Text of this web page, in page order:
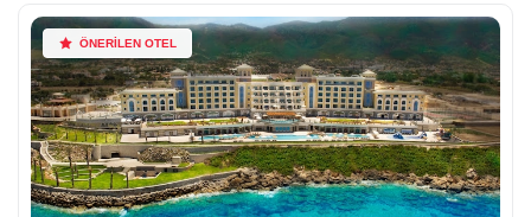
ÖNERİLEN OTEL